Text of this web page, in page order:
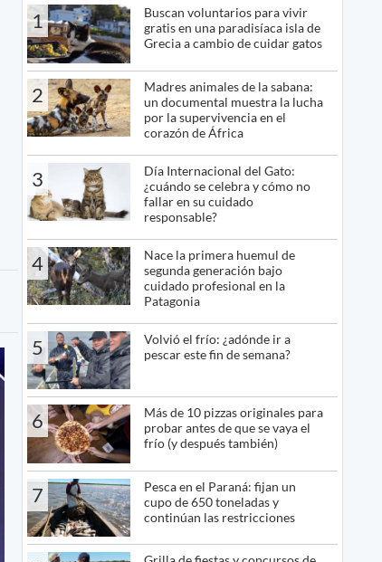
1
Buscan voluntarios para vivir
gratis en una paradisíaca isla de
Grecia a cambio de cuidar gatos
2
Madres animales de la sabana:
un documental muestra la lucha
por la supervivencia en el
corazón de África
3
Día Internacional del Gato:
¿cuándo se celebra y cómo no
fallar en su cuidado
responsable?
4
Nace la primera huemul de
segunda generación bajo
cuidado profesional en la
Patagonia
5
Volvió el frío: ¿adónde ir a
pescar este fin de semana?
6
Más de 10 pizzas originales para
probar antes de que se vaya el
frío (y después también)
7
Pesca en el Paraná: fijan un
cupo de 650 toneladas y
continúan las restricciones